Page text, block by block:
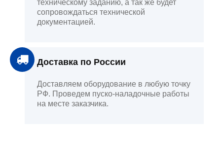
техническому заданию, а так же будет
сопровождаться технической
документацией.
Доставка по России
Доставляем оборудование в любую точку
РФ. Проведем пуско-наладочные работы
на месте заказчика.